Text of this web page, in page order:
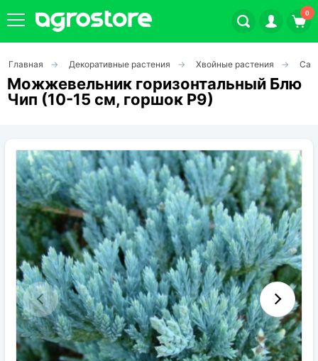
0
Плодовые кустарники
Плодовые растения
Декоративные растения
Цветы
Травы
Овощи (на посадку)
Штамбовые ягодные кусты
Семена
Главная Декоративные растения Хвойные растения
Можжевельник горизонтальный Блю
Чип (10-15 см, горшок Р9)